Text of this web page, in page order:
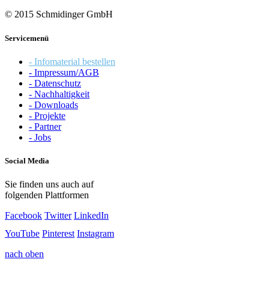
© 2015 Schmidinger GmbH
Servicemenü
- Infomaterial bestellen
- Impressum/AGB
- Datenschutz
- Nachhaltigkeit
- Downloads
- Projekte
- Partner
- Jobs
Social Media
Sie finden uns auch auf
folgenden Plattformen
Facebook Twitter LinkedIn
YouTube Pinterest Instagram
nach oben